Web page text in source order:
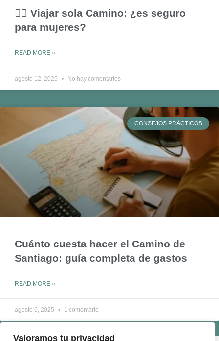
Valoramos tu privacidad
🚶‍♀️ Viajar sola Camino: ¿es seguro
para mujeres?
READ MORE »
agosto 12, 2025 No hay comentarios
CONSEJOS PRÁCTICOS
Cuánto cuesta hacer el Camino de
Santiago: guía completa de gastos
READ MORE »
agosto 6, 2025 1 comentario